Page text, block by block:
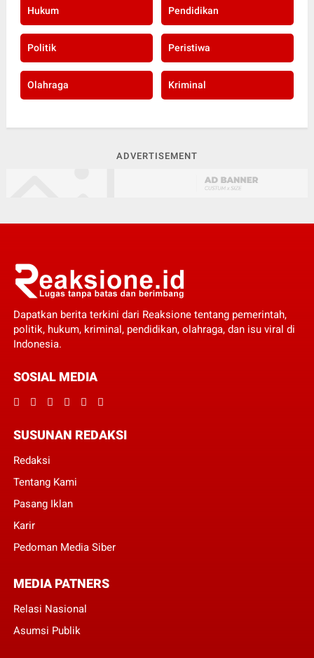
Hukum Pendidikan
Politik Peristiwa
Olahraga Kriminal
ADVERTISEMENT
Dapatkan berita terkini dari Reaksione tentang pemerintah,
politik, hukum, kriminal, pendidikan, olahraga, dan isu viral di
Indonesia.
SOSIAL MEDIA
SUSUNAN REDAKSI
Redaksi
Tentang Kami
Pasang Iklan
Karir
Pedoman Media Siber
MEDIA PATNERS
Relasi Nasional
Asumsi Publik